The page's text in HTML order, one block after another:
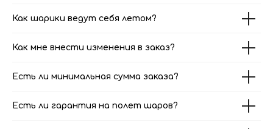
Как шарики ведут себя летом?
Как мне внести изменения в заказ?
Есть ли минимальная сумма заказа?
Есть ли гарантия на полет шаров?